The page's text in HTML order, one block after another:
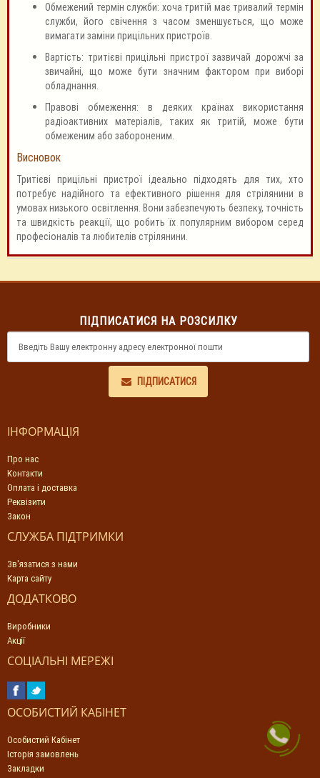
Обмежений термін служби: хоча тритій має тривалий термін
служби, його свічення з часом зменшується, що може
вимагати заміни прицільних пристроїв.
Вартість: тритієві прицільні пристрої зазвичай дорожчі за
звичайні, що може бути значним фактором при виборі
обладнання.
Правові обмеження: в деяких країнах використання
радіоактивних матеріалів, таких як тритій, може бути
обмеженим або забороненим.
Висновок
Тритієві прицільні пристрої ідеально підходять для тих, хто
потребує надійного та ефективного рішення для стрілянини в
умовах низького освітлення. Вони забезпечують безпеку, точність
та швидкість реакції, що робить їх популярним вибором серед
професіоналів та любителів стрілянини.
ПІДПИСАТИСЯ НА РОЗСИЛКУ
ПІДПИСАТИСЯ
ІНФОРМАЦІЯ
Про нас
Контакти
Оплата і доставка
Реквізити
Закон
СЛУЖБА ПІДТРИМКИ
Зв'язатися з нами
Карта сайту
ДОДАТКОВО
Виробники
Акції
СОЦІАЛЬНІ МЕРЕЖІ
ОСОБИСТИЙ КАБІНЕТ
Особистий Кабінет
Історія замовлень
Закладки